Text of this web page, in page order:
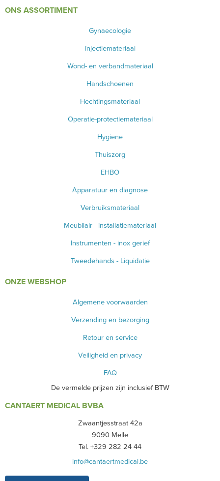
ONS ASSORTIMENT
Gynaecologie
Injectiemateriaal
Wond- en verbandmateriaal
Handschoenen
Hechtingsmateriaal
Operatie-protectiemateriaal
Hygiene
Thuiszorg
EHBO
Apparatuur en diagnose
Verbruiksmateriaal
Meubilair - installatiemateriaal
Instrumenten - inox gerief
Tweedehands - Liquidatie
ONZE WEBSHOP
Algemene voorwaarden
Verzending en bezorging
Retour en service
Veiligheid en privacy
FAQ
De vermelde prijzen zijn inclusief BTW
CANTAERT MEDICAL BVBA
Zwaantjesstraat 42a
9090 Melle
Tel. +329 282 24 44
info@cantaertmedical.be